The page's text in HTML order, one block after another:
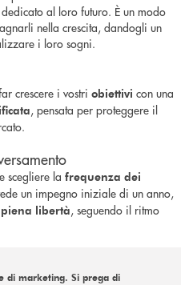
al loro futuro. È un modo
nella crescita, dandogli un
i loro sogni.
crescere i vostri obiettivi con una
, pensata per proteggere il
e scegliere la frequenza dei
un impegno iniziale di un anno,
piena libertà, seguendo il ritmo
di marketing. Si prega di